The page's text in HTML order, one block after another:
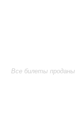
Все билеты проданы